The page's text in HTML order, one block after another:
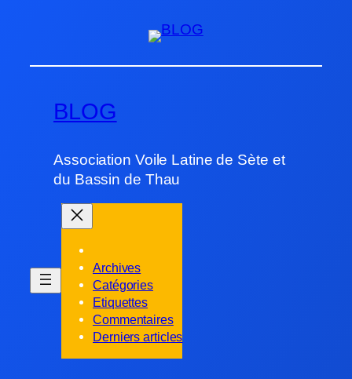
BLOG
Association Voile Latine de Sète et
du Bassin de Thau
Archives
Catégories
Etiquettes
Commentaires
Derniers articles